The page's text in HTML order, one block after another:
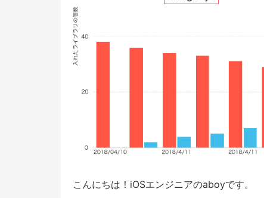
こんにちは！iOSエンジニアのaboyです。